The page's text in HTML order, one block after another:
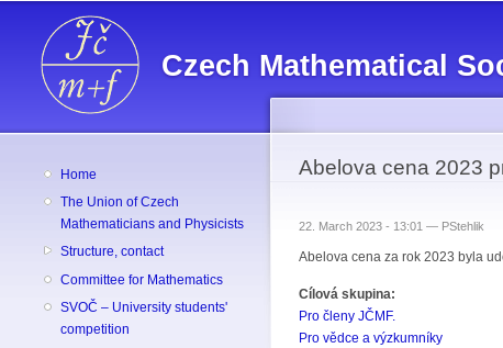
Czech Mathematical
Home
The Union of Czech
Mathematicians and Physicists
Structure, contact
Committee for Mathematics
SVOČ – University students'
competition
Abelova cena 2023
22. March 2023 - 13:01 — PStehlik
Abelova cena za rok 2023 byla
Cílová skupina:
Pro členy JČMF.
Pro vědce a výzkumníky